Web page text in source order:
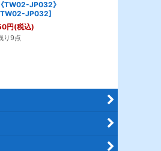
《TW02-JP032》
TW02-JP032]
円(税込)
り9点